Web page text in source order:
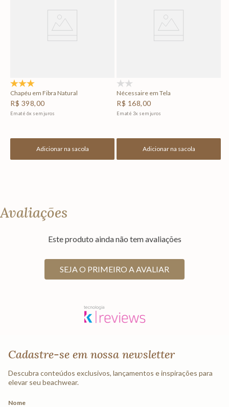
Chapéu em Fibra Natural
R$ 398,00
Em até 6x sem juros
Adicionar na sacola
Nécessaire em Tela
R$ 168,00
Em até 3x sem juros
Adicionar na sacola
Avaliações
Este produto ainda não tem avaliações
SEJA O PRIMEIRO A AVALIAR
Cadastre-se em nossa newsletter
Descubra conteúdos exclusivos, lançamentos e inspirações para
elevar seu beachwear.
Nome